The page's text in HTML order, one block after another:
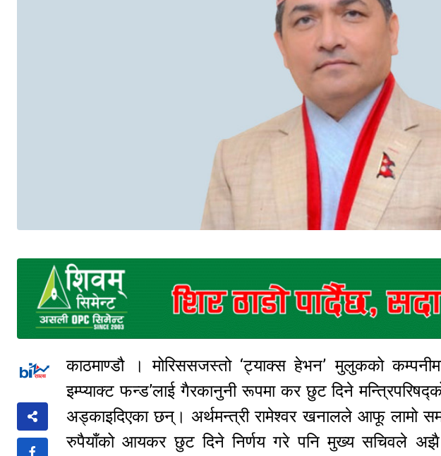
काठमाण्डौ । मोरिससजस्तो ‘ट्याक्स हेभन’ मुलुकको
इम्प्याक्ट फन्ड’लाई गैरकानुनी रूपमा कर छुट दिने
अड्काइदिएका छन्। अर्थमन्त्री रामेश्वर खनालले आफू लामो
रुपैयाँको आयकर छुट दिने निर्णय गरे पनि मुख्य सचिवले